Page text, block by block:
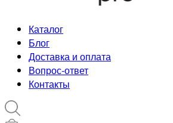
Каталог
Блог
Доставка и оплата
Вопрос-ответ
Контакты